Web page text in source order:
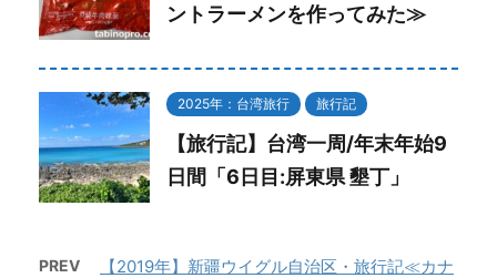
ントラーメンを作ってみた≫
2025年：台湾旅行 旅行記
【旅行記】台湾一周/年末年始9
日間「6日目:屏東県 墾丁」
PREV
【2019年】新疆ウイグル自治区・旅行記≪カナ